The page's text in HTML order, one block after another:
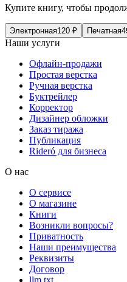
Купите книгу, чтобы
Электронная120 ₽ Печатная
Наши услуги
Офлайн-продажи
Простая верстка
Ручная верстка
Буктрейлер
Корректор
Дизайнер обложки
Заказ тиража
Публикация
Rideró для бизнеса
О нас
О сервисе
О магазине
Книги
Возникли вопросы?
Приватность
Наши преимущества
Реквизиты
Договор
llm.txt